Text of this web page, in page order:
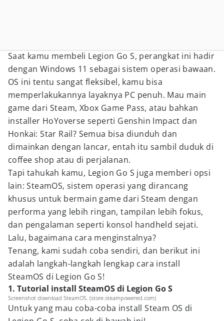
Saat kamu membeli Legion Go S, perangkat ini hadir
dengan Windows 11 sebagai sistem operasi bawaan.
OS ini tentu sangat fleksibel, kamu bisa
memperlakukannya layaknya PC penuh. Mau main
game dari Steam, Xbox Game Pass, atau bahkan
installer HoYoverse seperti Genshin Impact dan
Honkai: Star Rail? Semua bisa diunduh dan
dimainkan dengan lancar, entah itu sambil duduk di
coffee shop atau di perjalanan.
Tapi tahukah kamu, Legion Go S juga memberi opsi
lain: SteamOS, sistem operasi yang dirancang
khusus untuk bermain game dari Steam dengan
performa yang lebih ringan, tampilan lebih fokus,
dan pengalaman seperti konsol handheld sejati.
Lalu, bagaimana cara menginstalnya?
Tenang, kami sudah coba sendiri, dan berikut ini
adalah langkah-langkah lengkap cara install
SteamOS di Legion Go S!
1. Tutorial install SteamOS di Legion Go S
Screenshot download SteamOS. (store.steampowered.com)
Untuk yang mau coba-coba install Steam OS di